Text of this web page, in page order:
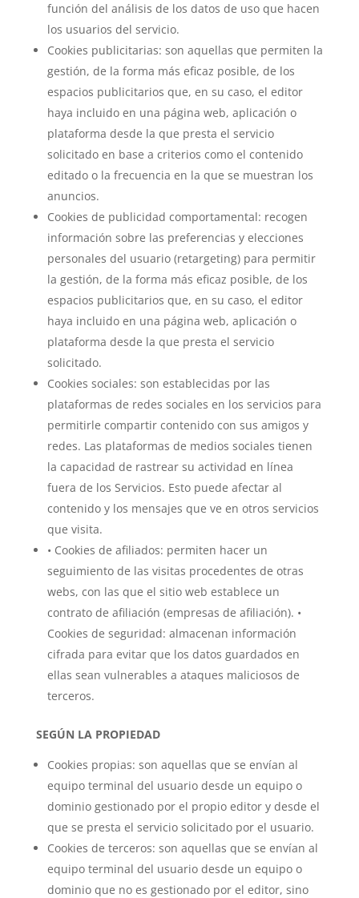
función del análisis de los datos de uso que hacen
los usuarios del servicio.
Cookies publicitarias: son aquellas que permiten la
gestión, de la forma más eficaz posible, de los
espacios publicitarios que, en su caso, el editor
haya incluido en una página web, aplicación o
plataforma desde la que presta el servicio
solicitado en base a criterios como el contenido
editado o la frecuencia en la que se muestran los
anuncios.
Cookies de publicidad comportamental: recogen
información sobre las preferencias y elecciones
personales del usuario (retargeting) para permitir
la gestión, de la forma más eficaz posible, de los
espacios publicitarios que, en su caso, el editor
haya incluido en una página web, aplicación o
plataforma desde la que presta el servicio
solicitado.
Cookies sociales: son establecidas por las
plataformas de redes sociales en los servicios para
permitirle compartir contenido con sus amigos y
redes. Las plataformas de medios sociales tienen
la capacidad de rastrear su actividad en línea
fuera de los Servicios. Esto puede afectar al
contenido y los mensajes que ve en otros servicios
que visita.
• Cookies de afiliados: permiten hacer un
seguimiento de las visitas procedentes de otras
webs, con las que el sitio web establece un
contrato de afiliación (empresas de afiliación). •
Cookies de seguridad: almacenan información
cifrada para evitar que los datos guardados en
ellas sean vulnerables a ataques maliciosos de
terceros.
SEGÚN LA PROPIEDAD
Cookies propias: son aquellas que se envían al
equipo terminal del usuario desde un equipo o
dominio gestionado por el propio editor y desde el
que se presta el servicio solicitado por el usuario.
Cookies de terceros: son aquellas que se envían al
equipo terminal del usuario desde un equipo o
dominio que no es gestionado por el editor, sino